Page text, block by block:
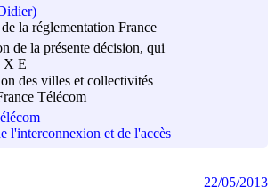
la réglementation France
de la présente décision, qui
X E
des villes et collectivités
Télécom
l'interconnexion et de l'accès
22/05/2013